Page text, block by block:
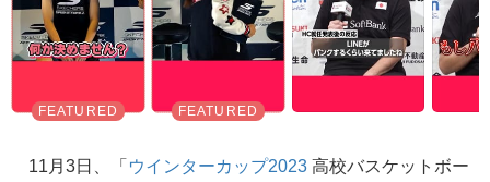
11月3日、「 ウインターカップ2023 高校バスケットボー